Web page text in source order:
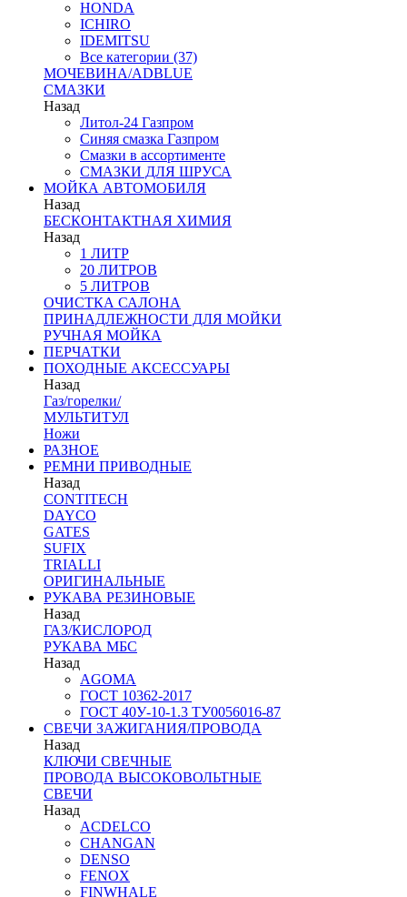
HONDA
ICHIRO
IDEMITSU
Все категории (37)
МОЧЕВИНА/ADBLUE
СМАЗКИ
Назад
Литол-24 Газпром
Синяя смазка Газпром
Смазки в ассортименте
СМАЗКИ ДЛЯ ШРУСА
МОЙКА АВТОМОБИЛЯ
Назад
БЕСКОНТАКТНАЯ ХИМИЯ
Назад
1 ЛИТР
20 ЛИТРОВ
5 ЛИТРОВ
ОЧИСТКА САЛОНА
ПРИНАДЛЕЖНОСТИ ДЛЯ МОЙКИ
РУЧНАЯ МОЙКА
ПЕРЧАТКИ
ПОХОДНЫЕ АКСЕССУАРЫ
Назад
Газ/горелки/
МУЛЬТИТУЛ
Ножи
РАЗНОЕ
РЕМНИ ПРИВОДНЫЕ
Назад
CONTITECH
DAYCO
GATES
SUFIX
TRIALLI
ОРИГИНАЛЬНЫЕ
РУКАВА РЕЗИНОВЫЕ
Назад
ГАЗ/КИСЛОРОД
РУКАВА МБС
Назад
AGOMA
ГОСТ 10362-2017
ГОСТ 40У-10-1.3 ТУ0056016-87
СВЕЧИ ЗАЖИГАНИЯ/ПРОВОДА
Назад
КЛЮЧИ СВЕЧНЫЕ
ПРОВОДА ВЫСОКОВОЛЬТНЫЕ
СВЕЧИ
Назад
ACDELCO
CHANGAN
DENSO
FENOX
FINWHALE